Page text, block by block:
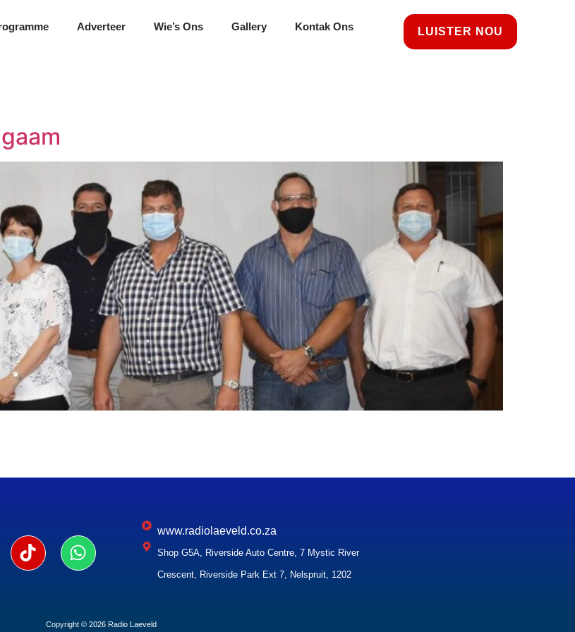
Adverteer Wie’s Ons Gallery Kontak Ons LUISTER NOU
www.radiolaeveld.co.za
Shop G5A, Riverside Auto Centre, 7 Mystic River
Crescent, Riverside Park Ext 7, Nelspruit, 1202
Copyright © 2026 Radio Laeveld